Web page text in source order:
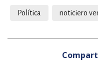
Política noticiero